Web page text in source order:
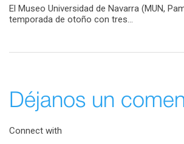
El Museo Universidad de Navarra (MUN,
temporada de otoño con tres...
Déjanos un
Connect with